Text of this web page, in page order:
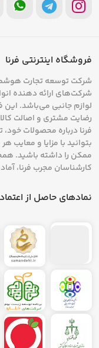
فروشگاه اینترنتی فرنا
شرکت توسعه تجارت هوشمند
شرکت‌های ارائه دهنده
لوازم جانبی می‌باشد. این
رضایت مشتری و اصالت
فرنا درباره محصولات
بتوانید با مزایا و
ممکن را داشته باشید.
کارشناسان مجرب فرنا،
نمادهای حاصل از